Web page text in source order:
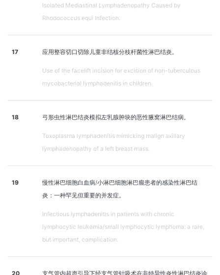
Isolated Mediastinal Lymphadenopathy Caused by
Rhodococcus equi Infection.
17 应用整容切口切除儿童非结核分枝杆菌性淋巴结炎。
Use of the facelift incision for excision of non-tuberculous
mycobacterial lymphadenitis in children.
18 弓形虫性淋巴结炎模拟左乳腺肿块的恶性腋窝淋巴结病。
Toxoplasma lymphadenitis mimicking malign axillary
lymphadenopathy of a left breast mass.
19
慢性淋巴细胞白血病/小淋巴细胞淋巴瘤患者的感染性淋巴结
炎：一种罕见但重要的并发症。
Infectious lymphadenitis in patients with chronic
lymphocytic leukemia/small lymphocytic lymphoma: a rare,
but important, complication.
20
支气管内超声引导下经支气管针吸术在非特异性炎性淋巴结炎诊